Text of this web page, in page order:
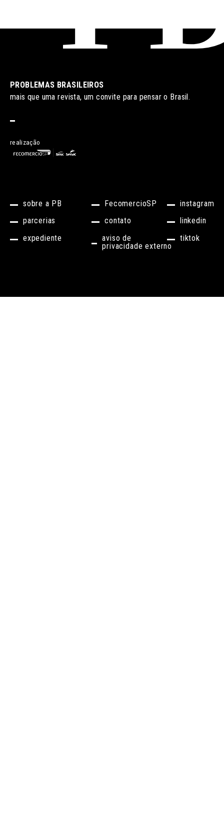
sobre a PB
parcerias
expediente
FecomercioSP
contato
aviso de
privacidade externo
instagram
linkedin
tiktok
PROBLEMAS BRASILEIROS
mais que uma revista, um convite para pensar o Brasil.
realização